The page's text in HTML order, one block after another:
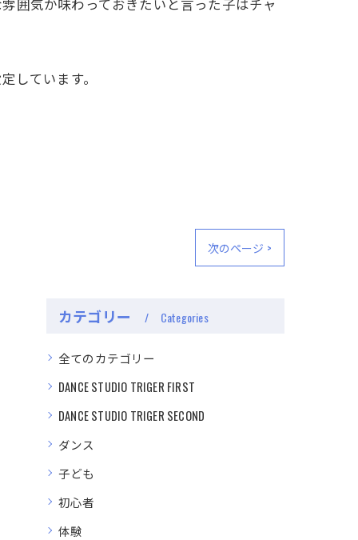
しています。
次のページ >
カテゴリー Categories
全てのカテゴリー
DANCE STUDIO TRIGER FIRST
DANCE STUDIO TRIGER SECOND
ダンス
子ども
初心者
体験